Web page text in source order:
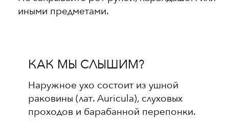
иными предметами.
КАК МЫ СЛЫШИМ?
Наружное ухо состоит из ушной
раковины (лат. Auricula), слуховых
проходов и барабанной перепонки.